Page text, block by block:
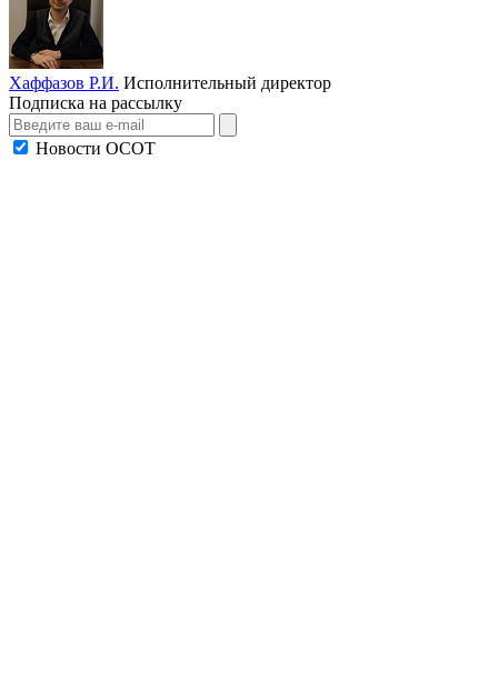
Хаффазов Р.И. Исполнительный директор
Подписка на рассылку
Новости ОСОТ